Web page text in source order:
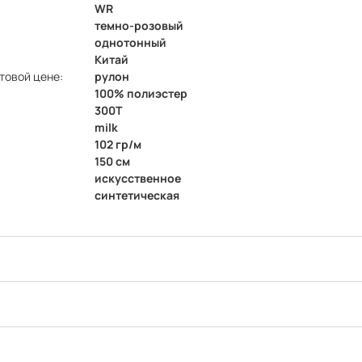
WR
темно-розовый
однотонный
Китай
цене:
рулон
100% полиэстер
300Т
milk
102 гр/м
150 см
искусственное
синтетическая